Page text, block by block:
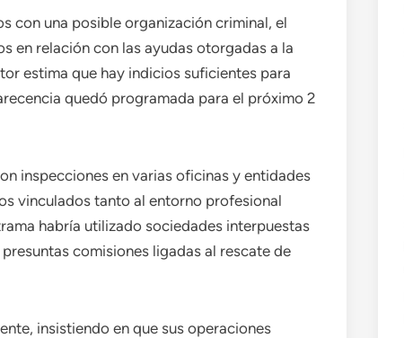
con una posible organización criminal, el
en relación con las ayudas otorgadas a la
estima que hay indicios suficientes para
quedó programada para el próximo 2
inspecciones en varias oficinas y entidades
vinculados tanto al entorno profesional
habría utilizado sociedades interpuestas
comisiones ligadas al rescate de
insistiendo en que sus operaciones